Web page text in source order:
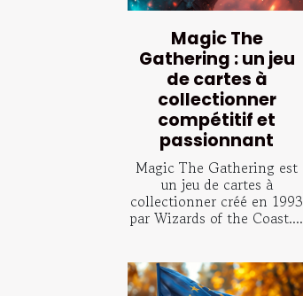
Magic The
Gathering : un jeu
de cartes à
collectionner
compétitif et
passionnant
Magic The Gathering est
un jeu de cartes à
collectionner créé en 1993
par Wizards of the Coast....